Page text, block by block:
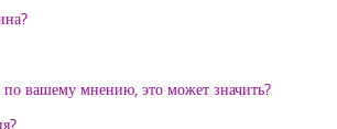
вашему мнению, это может значить?